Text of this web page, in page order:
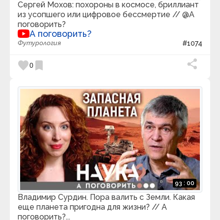
Kurzgesagt
Latos Charts
Like Stories of Old
Lionel Grand
LS Philosophy
Mad Work Day
Marina Mogilko
Maths Town
Max TV
MeditationRelaxClub - Sleep Music & Mindfulness
MegaShow TV
melodysheep
MENTAL TV
MIMotivation
Mindvalley на русском
Misty Voice
Mitu's creatives / クリエイティブ
MixShow
MOGOL TV
morn1415
Music for body and spirit - Meditation music
Musicoterapia
Сергей Мохов: похороны в космосе, бриллиант
из усопшего или цифровое бессмертие // @А
поговорить?
А поговорить?
Футурология #1074
favorite0 bookmark
93 : 00
Владимир Сурдин. Пора валить с Земли. Какая
еще планета пригодна для жизни? // А
поговорить?...
накапливаются в мыслях и памяти. Однако часто
повторение негативных эмоций может лишить
человека возможности улыбаться и радоваться
жизни. Поэтому любых отрицательных моментов
глубинное проявление, эмоции – поверхностное.
2.
Эмоции являются ответной реакцией на
Эмоция вполне осознанна и объяснима, чувство –
нет.4. Чувства носят постоянный характер,
эмоции – кратковременный.5. Физиологические
проявления эмоций и чувств похожи.6.Чувства и
эмоции делятся на негативные и позитивные.7.
Эмоции оказывают небольшое влияние на
человека по сравнению с чувствами.
keyboard_arrow_down